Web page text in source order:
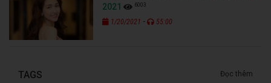
2021
6003
1/20/2021 - 55:00
TAGS Đọc thêm